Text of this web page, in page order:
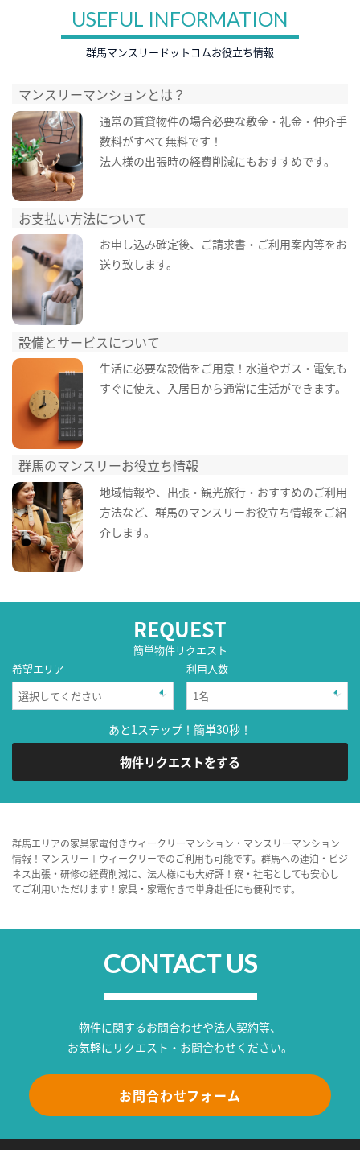
USEFUL INFORMATION
群馬マンスリードットコムお役立ち情報
マンスリーマンションとは？
通常の賃貸物件の場合必要な敷金・礼金・仲介手
数料がすべて無料です！
法人様の出張時の経費削減にもおすすめです。
お支払い方法について
お申し込み確定後、ご請求書・ご利用案内等をお
送り致します。
設備とサービスについて
生活に必要な設備をご用意！水道やガス・電気も
すぐに使え、入居日から通常に生活ができます。
群馬のマンスリーお役立ち情報
地域情報や、出張・観光旅行・おすすめのご利用
方法など、群馬のマンスリーお役立ち情報をご紹
介します。
REQUEST
簡単物件リクエスト
希望エリア
利用人数
あと1ステップ！簡単30秒！
物件リクエストをする
群馬エリアの家具家電付きウィークリーマンション・マンスリーマンション
情報！マンスリー＋ウィークリーでのご利用も可能です。群馬への連泊・ビジ
ネス出張・研修の経費削減に、法人様にも大好評！寮・社宅としても安心し
てご利用いただけます！家具・家電付きで単身赴任にも便利です。
CONTACT US
物件に関するお問合わせや法人契約等、
お気軽にリクエスト・お問合わせください。
お問合わせフォーム